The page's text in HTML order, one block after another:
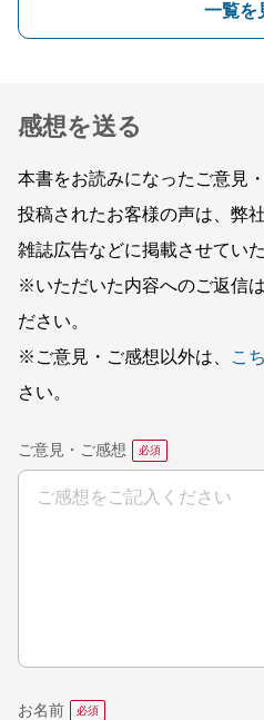
一覧を
感想を送る
本書をお読みになったご意見
投稿されたお客様の声は、弊
雑誌広告などに掲載させてい
※いただいた内容へのご返信
ださい。
※ご意見・ご感想以外は、
こ
さい。
ご意見・ご感想
お名前